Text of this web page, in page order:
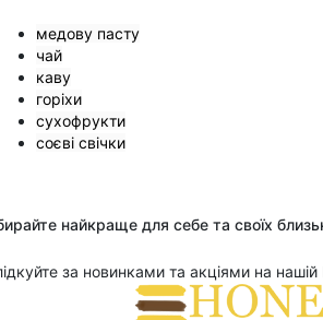
медову пасту
чай
каву
горіхи
сухофрукти
соєві свічки
найкраще для себе та своїх
за новинками та акціями на нашій